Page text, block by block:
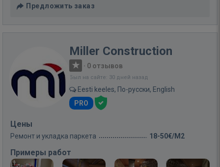
Предложить заказ
Miller Construction
· 0 отзывов
Был на сайте: 30 дней назад
Eesti keeles, По-русски, English
PRO
Цены
Ремонт и укладка паркета 18-50€/M2
Примеры работ